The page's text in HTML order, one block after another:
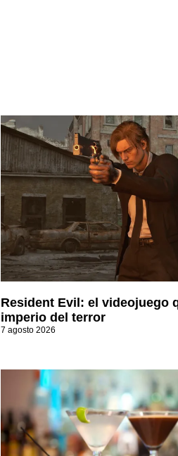
Resident Evil: el videojuego
imperio del terror
7 agosto 2026